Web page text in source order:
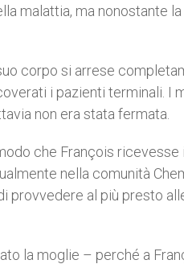
malattia, ma nonostante
corpo si arrese
i pazienti terminali. I
non era stata fermata.
che François ricevesse
nella comunità
provvedere al più presto
la moglie – perché a